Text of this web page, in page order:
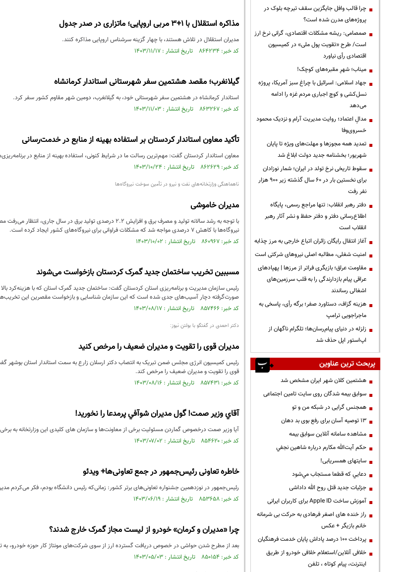
مذاکره استقلال با ۱+۳ مربی اروپایی؛ ماتزاری در صدر جدول
مدیران استقلال در تلاش هستند، با چهار گزینه سرشناس اروپایی مذاکره کنند.
کد خبر: ۸۶۴۲۳۴ تاریخ انتشار : ۱۴۰۳/۱۱/۱۷
گیلانغرب؛ مقصد هشتمین سفر شهرستانی استاندار کرمانشاه
استاندار کرمانشاه در هشتمین سفر شهرستانی خود، به گیلانغرب، دومین شهر مقاوم کشور سفر کرد.
کد خبر: ۸۶۳۲۶۷ تاریخ انتشار : ۱۴۰۳/۱۱/۰۳
تأکید معاون استاندار کردستان بر استفاده بهینه از منابع در خدمت‌رسانی
معاون استاندار کردستان گفت: مهم‌ترین رسالت ما در شرایط کنونی، استفاده بهینه از منابع در
کد خبر: ۸۶۲۶۲۹ تاریخ انتشار : ۱۴۰۳/۱۰/۲۴
ناهماهنگی وزارتخانه‌های نفت و نیرو در تأمین سوخت نیروگاه‌ها
مدیران خاموشی
با توجه به رشد سالانه تولید و مصرف برق و افزایش 2.2 درصدی تولید برق در
نیروگاه‌ها با کاهش 7 درصدی مواجه شد که مشکلات فراوانی برای نیروگاه‌های کشور ایجاد کرده است.
کد خبر: ۸۶۰۹۶۷ تاریخ انتشار : ۱۴۰۳/۱۰/۰۲
مسببین تخریب ساختمان جدید گمرک کردستان بازخواست می‌شوند
رئیس سازمان مدیریت و برنامه‌ریزی استان کردستان گفت: ساختمان جدید گمرک استان که با هزینه‌کرد
صورت‌گرفته دچار آسیب‌های جدی شده است که این سازمان شناسایی و بازخواست مقصرین این تخریب‌ها
کد خبر: ۸۵۷۴۶۶ تاریخ انتشار : ۱۴۰۳/۰۸/۱۷
دکتر احمدی در گفتگو با بولتن نیوز:
مدیران قوی را تقویت و مدیران ضعیف را مرخص کنید
رئیس ‌کمیسیون انرژی مجلس ضمن تبریک به انتصاب دکتر ارسلان زارع به سمت استاندار استان بوشهر
قوی را تقویت و مدیران ضعیف را مرخص کند.
کد خبر: ۸۵۷۴۳۱ تاریخ انتشار : ۱۴۰۳/۰۸/۱۶
آقاي وزير صمت! گول مديران شوآفي پرمدعا را نخوريد!
آيا وزير صمت درخصوص گماردن مسئولیت برخی از معاونت‌ها و سازمان های کلیدی این وزارتخانه به
کد خبر: ۸۵۴۶۲۰ تاریخ انتشار : ۱۴۰۳/۰۷/۰۲
خاطره تعاونی رئیس‌جمهور در جمع تعاونی‌ها+ ویدئو
رئیس‌جمهور در نوزدهمین جشنواره تعاونی‌های برتر کشور: زمانی‌که رئیس دانشگاه بودم، فکر می‌کردم مدیر
کد خبر: ۸۵۳۶۵۸ تاریخ انتشار : ۱۴۰۳/۰۶/۱۹
چرا «مدیران و کرمان‌» خودرو از لیست مجاز گمرک خارج شدند؟
بعد از مطرح شدن حواشی در خصوص دریافت گسترده ارز از سوی شرکت‌های مونتاژ کار حوزه خودرو،
کد خبر: ۸۵۰۱۵۴ تاریخ انتشار : ۱۴۰۳/۰۵/۰۳
چرا قالب وافل جایگزین سقف تیرچه بلوک در
پروژه‌های مدرن شده است؟
صمصامی: ریشه مشکلات اقتصادی، گرانی نرخ ارز
است/ طرح «تقویت پول ملی» در کمیسیون
اقتصادی رأی نیاورد
میناب؛ شهرِ مقبره‌های کوچک!
جهاد اسلامی: اسرائیل با چراغ سبز آمریکا، پروژه
نسل‌کشی و کوچ اجباری مردم غزه را ادامه
می‌دهد
مدالِ اعتماد؛ روایت مدیریت آرام و نزدیک محمود
خسروی‌وفا
تمدید همه مجوزها و مهلت‌های ویژه تا پایان
شهریور؛ بخشنامه جدید دولت ابلاغ شد
سقوط تاریخی نرخ تولد در ایران؛ شمار نوزادان
برای نخستین بار در ۶۰ سال گذشته زیر ۹۰۰ هزار
نفر رفت
دفتر رهبر انقلاب: تنها مراجع رسمی، پایگاه
اطلاع‌رسانی دفتر و دفتر حفظ و نشر آثار رهبر
انقلاب است
آغاز انتقال رایگان زائران اتباع خارجی به مرز چذابه
‌امنیت شغلی، مطالبه اصلی نیروهای شرکتی است
مقاومت عراق؛ بازیگری فراتر از مرزها | پهپادهای
عراقی پیام بازدارندگی را به قلب سرزمین‌های
اشغالی رساندند
هزینه گزاف، دستاورد صفر؛ برگه رأی، پاسخی به
ماجراجویی ترامپ
زلزله در دنیای پیام‌رسان‌ها؛ تلگرام ناگهان از
اپ‌استور اپل حذف شد
پربحث ترین عناوین
هشتمین کلان شهر ایران مشخص شد
سوابق بیمه شدگان روی سایت تامین اجتماعی
همجنس گرایی در شبکه من و تو
13 توصیه آسان برای رفع بوی بد دهان
مشاهده سامانه آنلاين سوابق بیمه
حكم آيت‌الله مكارم درباره شاهين نجفي
سایتهای همسریابی!
دعايي كه قطعا مستجاب مي‌شود
جزئیات جدید قتل روح الله داداشی
آموزش ساخت Apple ID برای کاربران ایرانی
راز خنده های اصغر فرهادی به حرکت بی شرمانه
خانم بازیگر + عکس
پرداخت ۱۰۰ درصد پاداش پایان خدمت فرهنگیان
خلافی آنلاین/استعلام خلافی خودرو از طریق
اینترنت، پیام کوتاه ، تلفن